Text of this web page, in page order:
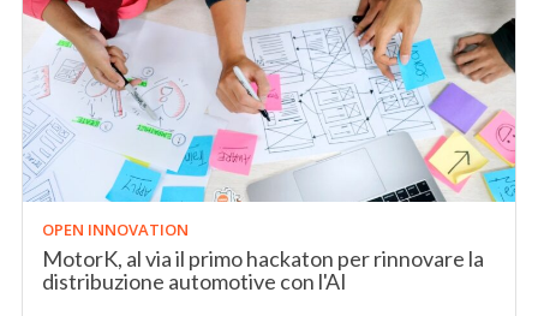
OPEN INNOVATION
MotorK, al via il primo hackaton per rinnovare la
distribuzione automotive con l'AI